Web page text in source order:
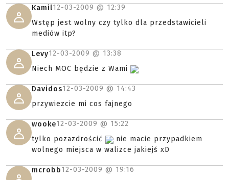
Kamil12-03-2009 @ 12:39
Wstęp jest wolny czy tylko dla przedstawicieli
mediów itp?
Levy12-03-2009 @ 13:38
Niech MOC będzie z Wami
Davidos12-03-2009 @ 14:43
przywiezcie mi cos fajnego
wooke12-03-2009 @ 15:22
tylko pozazdrościć
nie macie przypadkiem
wolnego miejsca w walizce jakiejś xD
mcrobb12-03-2009 @ 19:16